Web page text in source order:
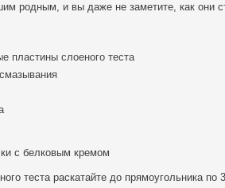
родным, и вы даже не заметите, как они
пластины слоеного теста
с белковым кремом
теста раскатайте до прямоугольника по